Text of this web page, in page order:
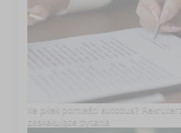
Ile piłek pomieści autobus?
zaskakujące pytania